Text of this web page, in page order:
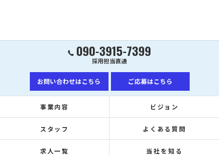
090-3915-7399
採用担当直通
お問い合わせはこちら ご応募はこちら
事業内容 ビジョン
スタッフ よくある質問
求人一覧 当社を知る